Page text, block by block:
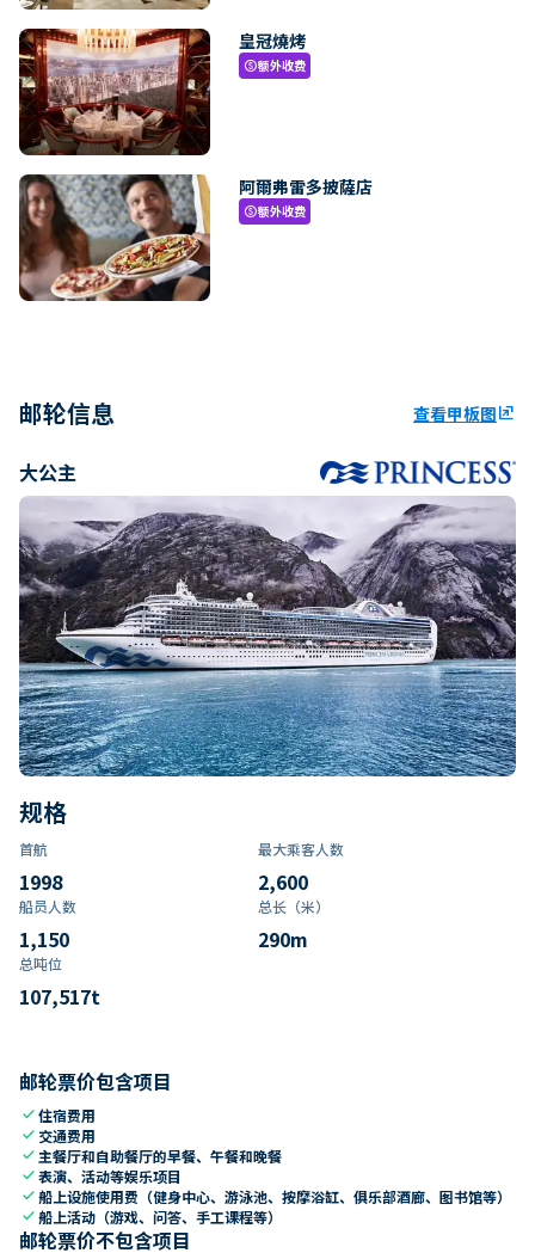
皇冠燒烤
paid额外收费
阿爾弗雷多披薩店
paid额外收费
邮轮信息 查看甲板图ungroup
大公主
规格
首航
1998
最大乘客人数
2,600
船员人数
1,150
总长（米）
290m
总吨位
107,517t
邮轮票价包含项目
check住宿费用
check 交通费用
check 主餐厅和自助餐厅的早餐、午餐和晚餐
check表演、活动等娱乐项目
check船上设施使用费（健身中心、游泳池、按摩浴缸、俱乐部酒廊、图书馆等）
check船上活动（游戏、问答、手工课程等）
邮轮票价不包含项目